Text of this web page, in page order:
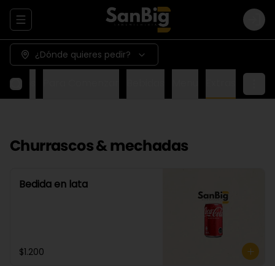
Abrir menu de navegación Login
¿Dónde quieres pedir?
Wraps
Churrascos & mechadas
Bedida en lata
$1.200